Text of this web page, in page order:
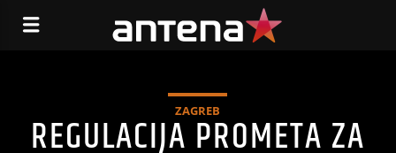
ZAGREB
REGULACIJA PROMETA ZA